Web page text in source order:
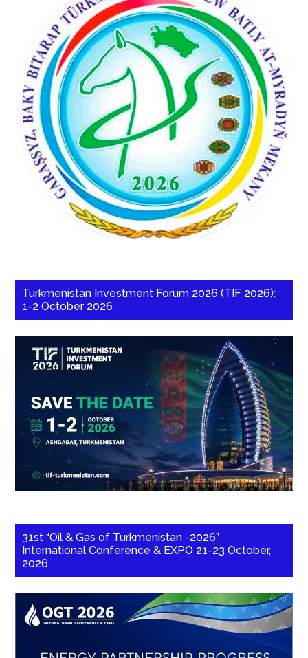
Turkmenistan Investment Forum 2026 (TIF 2026):
1-2 October 2026
31st “Oil & Gas of Turkmenistan -2026”
International Conference & EXPO 21-23 October,
2026